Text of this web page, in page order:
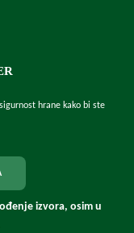
hrane kako bi ste
izvora, osim u